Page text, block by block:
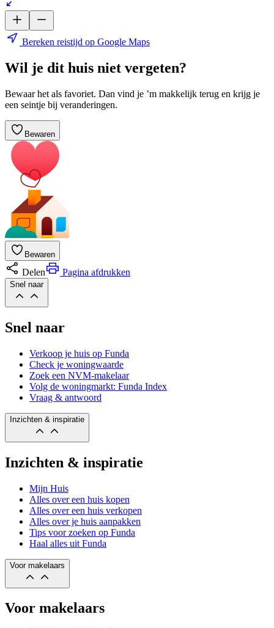
Bereken reistijd op Google Maps
Wil je dit huis niet vergeten?
Bewaar het als favoriet. Dan vind je ’m makkelijk terug en krijg je
een seintje bij veranderingen.
Bewaren
Bewaren
Delen Pagina afdrukken
Snel naar
Snel naar
Verkoop je huis op Funda
Check je woningwaarde
Zoek een NVM-makelaar
Volg de woningmarkt: Funda Index
Vraag & antwoord
Inzichten & inspiratie
Inzichten & inspiratie
Mijn Huis
Alles over een huis kopen
Alles over een huis verkopen
Alles over je huis aanpakken
Tips voor zoeken op Funda
Haal alles uit Funda
Voor makelaars
Voor makelaars